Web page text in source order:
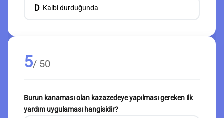
D Kalbi durduğunda
5/ 50
Burun kanaması olan kazazedeye yapılması gereken ilk
yardım uygulaması hangisidir?